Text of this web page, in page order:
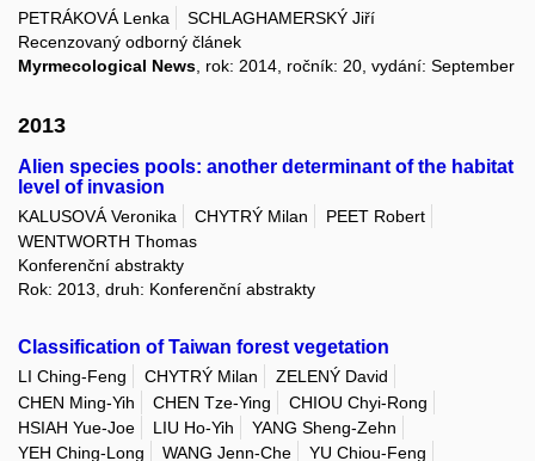
PETRÁKOVÁ Lenka
SCHLAGHAMERSKÝ Jiří
Recenzovaný odborný článek
Myrmecological News , rok: 2014, ročník: 20, vydání: September
2013
Alien species pools: another determinant of the habitat
level of invasion
KALUSOVÁ Veronika CHYTRÝ Milan
PEET Robert
WENTWORTH Thomas
Konferenční abstrakty
Rok: 2013, druh: Konferenční abstrakty
Classification of Taiwan forest vegetation
LI Ching-Feng CHYTRÝ Milan
ZELENÝ David
CHEN Ming-Yih
CHEN Tze-Ying
CHIOU Chyi-Rong
HSIAH Yue-Joe
LIU Ho-Yih
YANG Sheng-Zehn
YEH Ching-Long
WANG Jenn-Che YU Chiou-Feng